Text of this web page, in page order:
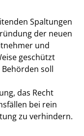
Spaltungen
der neuen
und
geschützt
soll
das Recht
bei rein
zu verhindern.